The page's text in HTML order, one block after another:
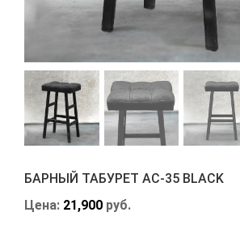
БАРНЫЙ ТАБУРЕТ АС-35 BLACK
Цена: 21,900 руб.